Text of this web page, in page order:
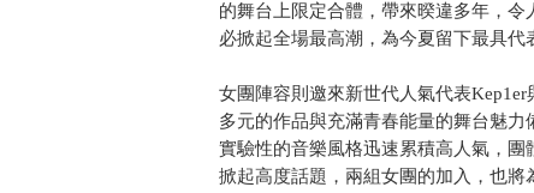
的舞台上限定合體，帶來暌違多年，
必掀起全場最高潮，為今夏留下最具代
女團陣容則邀來新世代人氣代表
多元的作品與充滿青春能量的舞台魅
實驗性的音樂風格迅速累積高人氣，
掀起高度話題，兩組女團的加入，也